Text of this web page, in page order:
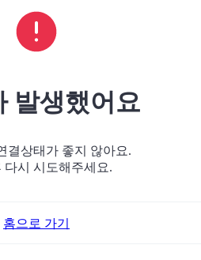
발생했어요
결상태가 좋지 않아요.
다시 시도해주세요.
홈으로 가기